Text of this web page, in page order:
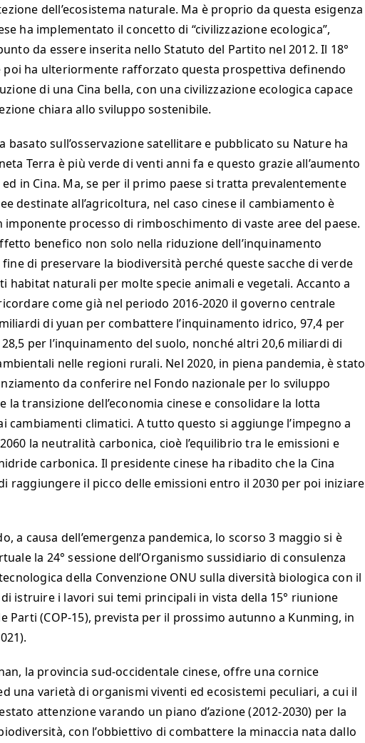
dell’ecosistema naturale. Ma è proprio da questa esigenza
ha implementato il concetto di “civilizzazione ecologica”,
da essere inserita nello Statuto del Partito nel 2012. Il 18°
poi ha ulteriormente rafforzato questa prospettiva definendo
di una Cina bella, con una civilizzazione ecologica capace
chiara allo sviluppo sostenibile.
basato sull’osservazione satellitare e pubblicato su Nature ha
Terra è più verde di venti anni fa e questo grazie all’aumento
in Cina. Ma, se per il primo paese si tratta prevalentemente
destinate all’agricoltura, nel caso cinese il cambiamento è
processo di rimboschimento di vaste aree del paese.
benefico non solo nella riduzione dell’inquinamento
fine di preservare la biodiversità perché queste sacche di verde
habitat naturali per molte specie animali e vegetali. Accanto a
come già nel periodo 2016-2020 il governo centrale
di yuan per combattere l’inquinamento idrico, 97,4 per
per l’inquinamento del suolo, nonché altri 20,6 miliardi di
nelle regioni rurali. Nel 2020, in piena pandemia, è stato
da conferire nel Fondo nazionale per lo sviluppo
la transizione dell’economia cinese e consolidare la lotta
cambiamenti climatici. A tutto questo si aggiunge l’impegno a
la neutralità carbonica, cioè l’equilibrio tra le emissioni e
carbonica. Il presidente cinese ha ribadito che la Cina
raggiungere il picco delle emissioni entro il 2030 per poi iniziare
a causa dell’emergenza pandemica, lo scorso 3 maggio si è
la 24° sessione dell’Organismo sussidiario di consulenza
della Convenzione ONU sulla diversità biologica con il
istruire i lavori sui temi principali in vista della 15° riunione
Parti (COP-15), prevista per il prossimo autunno a Kunming, in
la provincia sud-occidentale cinese, offre una cornice
una varietà di organismi viventi ed ecosistemi peculiari, a cui il
attenzione varando un piano d’azione (2012-2030) per la
con l’obbiettivo di combattere la minaccia nata dallo